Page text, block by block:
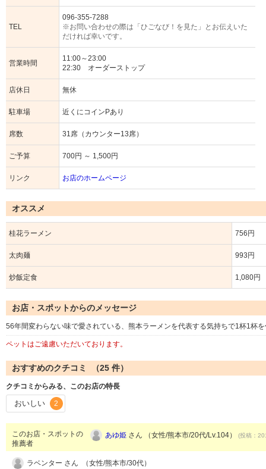
TEL
096-355-7288
※お問い合わせの際は「ひごなび！を見た」とお伝えいた
だければ幸いです。
営業時間
11:00～23:00
22:30 オーダーストップ
店休日 無休
駐車場 近くにコインPあり
席数 31席（カウンター13席）
ご予算 700円 ～ 1,500円
リンク お店のホームページ
オススメ
桂花ラーメン 756円
太肉麺 993円
炒飯定食 1,080円
お店・スポットからのメッセージ
56年間変わらない味で愛されている、熊本ラーメンを代表する気持ちで1杯1杯
ペットはご遠慮いただいております。
おすすめのクチコミ （25 件）
クチコミからみる、このお店の特長
おいしい 2
このお店・スポットの
推薦者
あゆ姫 さん （女性/熊本市/20代/Lv.104） (投稿：
ラベンター さん （女性/熊本市/30代）